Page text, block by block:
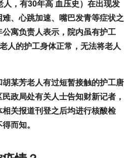
，有30年高 血压史）在出现发
、心跳加速、嘴巴发青等症状之
寓负责人表示，院内虽有护工
人的护工身体正常，无法将老人
某芳老人有过短暂接触的护工唐
政局处有关人士告知财新记者，
关报道刊登之后均进行核酸检
而知。